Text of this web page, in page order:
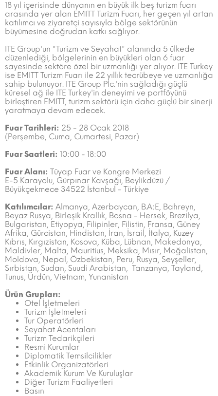
18 yıl içerisinde dünyanın en büyük ilk beş turizm fuarı
arasında yer alan EMITT Turizm Fuarı, her geçen yıl artan
katılımcı ve ziyaretçi sayısıyla bölge sektörünün
büyümesine doğrudan katkı sağlıyor.
ITE Group'un "Turizm ve Seyahat" alanında 5 ülkede
düzenlediği, bölgelerinin en büyükleri olan 6 fuar
sayesinde sektöre özel bir uzmanlığı yer alıyor. ITE Turkey
ise EMITT Turizm Fuarı ile 22 yıllık tecrübeye ve uzmanlığa
sahip bulunuyor. ITE Group Plc.'nin sağladığı güçlü
küresel ağ ile ITE Turkey'in deneyimi ve portföyünü
birleştiren EMITT, turizm sektörü için daha güçlü bir sinerji
yaratmaya devam edecek.
Fuar Tarihleri: 25 - 28 Ocak 2018
(Perşembe, Cuma, Cumartesi, Pazar)
Fuar Saatleri: 10:00 - 18:00
Fuar Alanı: Tüyap Fuar ve Kongre Merkezi
E-5 Karayolu, Gürpınar Kavşağı, Beylikdüzü /
Büyükçekmece 34522 İstanbul - Türkiye
Katılımcılar: Almanya, Azerbaycan, B.A:E, Bahreyn,
Beyaz Rusya, Birleşik Krallık, Bosna - Hersek, Brezilya,
Bulgaristan, Etiyopya, Filipinler, Filistin, Fransa, Güney
Afrika, Gürcistan, Hindistan, İran, İsrail, İtalya, Kuzey
Kıbrıs, Kırgızistan, Kosova, Küba, Lübnan, Makedonya,
Maldivler, Malta, Mauritius, Meksika, Mısır, Moğalistan,
Moldova, Nepal, Özbekistan, Peru, Rusya, Seyşeller,
Sırbistan, Sudan, Suudi Arabistan, Tanzanya, Tayland,
Tunus, Ürdün, Vietnam, Yunanistan
Ürün Grupları:
Otel İşletmeleri
Turizm İşletmeleri
Tur Operatörleri
Seyahat Acentaları
Turizm Tedarikçileri
Resmi Kurumlar
Diplomatik Temsilcilikler
Etkinlik Organizatörleri
Akademik Kurum Ve Kuruluşlar
Diğer Turizm Faaliyetleri
Basın